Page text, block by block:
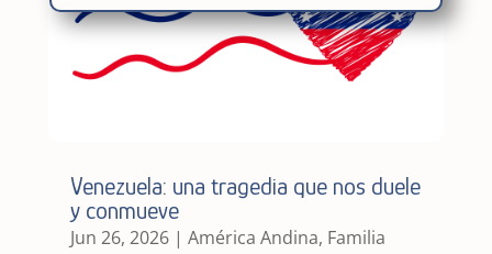
Venezuela: una tragedia que nos duele
y conmueve
Jun 26, 2026| América Andina, Familia